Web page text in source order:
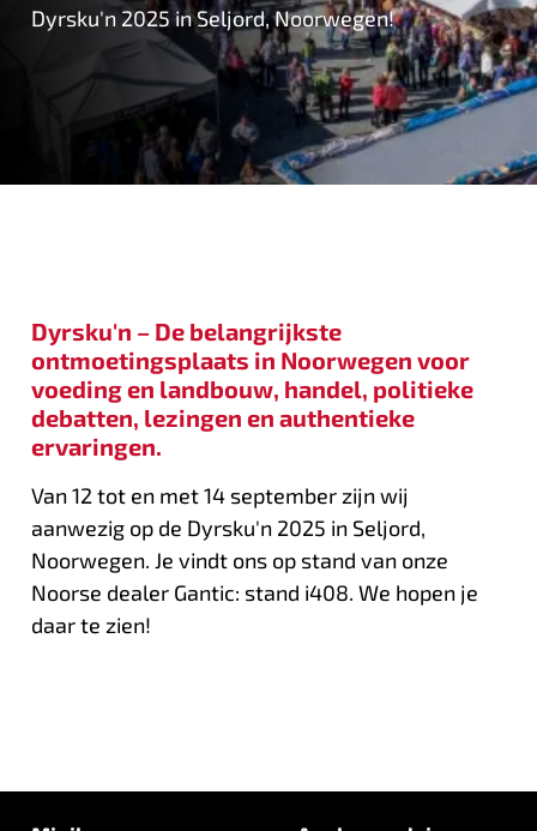
Dyrsku'n 2025 in Seljord, Noorwegen!
Dyrsku'n – De belangrijkste
ontmoetingsplaats in Noorwegen voor
voeding en landbouw, handel, politieke
debatten, lezingen en authentieke
ervaringen.
Van 12 tot en met 14 september zijn wij
aanwezig op de Dyrsku'n 2025 in Seljord,
Noorwegen. Je vindt ons op stand van onze
Noorse dealer Gantic: stand i408. We hopen je
daar te zien!